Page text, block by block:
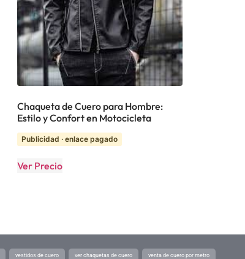
Chaqueta de Cuero para Hombre:
Estilo y Confort en Motocicleta
Publicidad · enlace pagado
Ver Precio
vestidos de cuero ver chaquetas de cuero venta de cuero por metro